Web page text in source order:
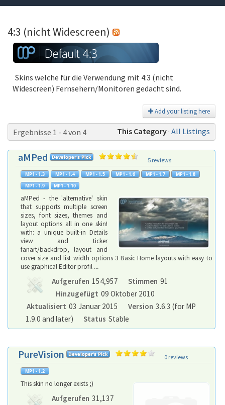
4:3 (nicht Widescreen)
Skins welche für die Verwendung mit 4:3 (nicht
Widescreen) Fernsehern/Monitoren gedacht sind.
Add your listing here
Ergebnisse 1 - 4 von 4 This Category· All Listings
aMPed 5 reviews
aMPed - the 'alternative' skin
that supports multiple screen
sizes, font sizes, themes and
layout options all in one skin!
with: a unique built-in Details
view and ticker
fanart/backdrop, layout and
cover size and list width options 3 Basic Home layouts with easy to
use graphical Editor profil ...
Aufgerufen 154,957 Stimmen 91
Hinzugefügt 09 Oktober 2010
Aktualisiert 03 Januar 2015 Version 3.6.3 (for MP
1.9.0 and later)
Status Stable
PureVision 0 reviews
This skin no longer exists ;)
Aufgerufen 31,137